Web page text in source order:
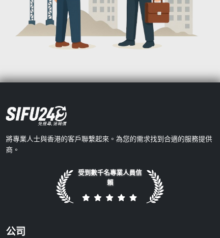
將專業人士與香港的客戶聯繫起來。為您的需求找到合適的服務提供
商。
受到數千名專業人員信
賴
公司